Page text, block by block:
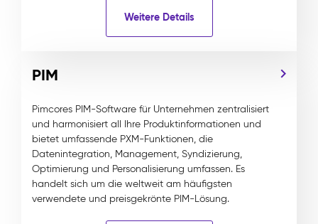
Weitere Details
PIM
Pimcores PIM-Software für Unternehmen zentralisiert
und harmonisiert all Ihre Produktinformationen und
bietet umfassende PXM-Funktionen, die
Datenintegration, Management, Syndizierung,
Optimierung und Personalisierung umfassen. Es
handelt sich um die weltweit am häufigsten
verwendete und preisgekrönte PIM-Lösung.